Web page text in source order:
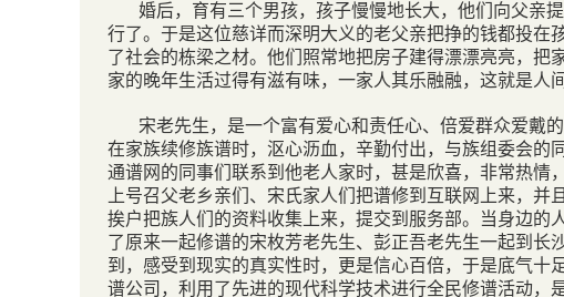
婚后，育有三个男孩，孩子慢慢地长大，他们向父亲
行了。于是这位慈详而深明大义的老父亲把挣的钱都投
了社会的栋梁之材。他们照常地把房子建得漂漂亮亮，把
家的晚年生活过得有滋有味，一家人其乐融融，这就是人
宋老先生，是一个富有爱心和责任心、倍爱群众爱戴
在家族续修族谱时，沤心沥血，辛勤付出，与族组委会的
通谱网的同事们联系到他老人家时，甚是欣喜，非常热
上号召父老乡亲们、宋氏家人们把谱修到互联网上来，
挨户把族人们的资料收集上来，提交到服务部。当身边的
了原来一起修谱的宋枚芳老先生、彭正吾老先生一起到
到，感受到现实的真实性时，更是信心百倍，于是底气
谱公司，利用了先进的现代科学技术进行全民修谱活动